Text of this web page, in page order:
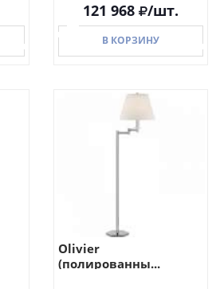
121 968 /шт.
В КОРЗИНУ
В КОРЗИНУ
Olivier
(полированны...